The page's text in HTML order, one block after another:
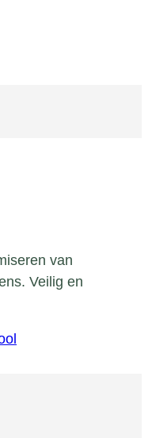
van
Veilig en